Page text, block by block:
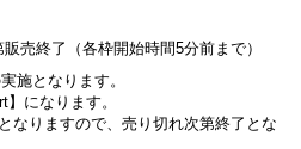
売終了（各枠開始時間5分前まで）
施となります。
になります。
なりますので、売り切れ次第終了とな